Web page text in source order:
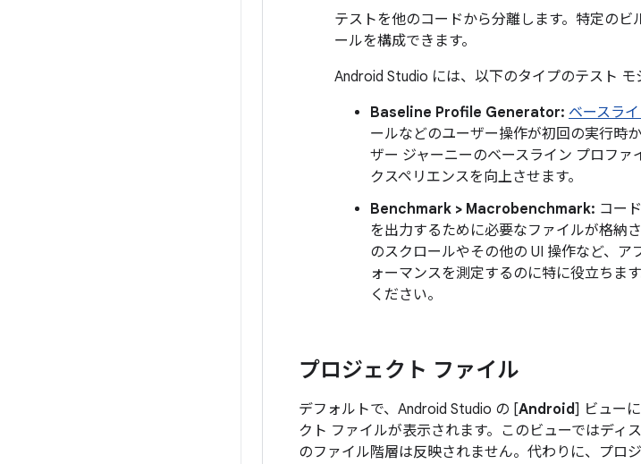
テストを他のコードから分離します。特定の
ールを構成できます。
Android Studio には、以下のタイプのテスト モ
Baseline Profile Generator: ベースラ
ールなどのユーザー操作が初回の実行時
ザー ジャーニーのベースライン プロフ
クスペリエンスを向上させます。
Benchmark > Macrobenchmark: コー
を出力するために必要なファイルが格納
のスクロールやその他の UI 操作など、
ォーマンスを測定するのに特に役立ちま
ください。
プロジェクト ファイル
デフォルトで、Android Studio の [Android] ビュー
クト ファイルが表示されます。このビューではディ
のファイル階層は反映されません。代わりに、プロ